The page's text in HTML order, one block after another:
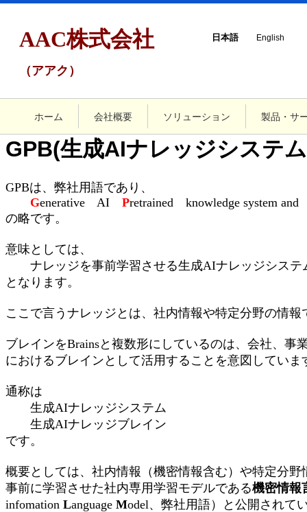
AAC株式会社
（アアク）
日本語 English
ホーム 会社概要 ソリューション 製品・サ
GPB(生成AIナレッジシステ
GPBは、弊社用語であり、
Generative AI Pretrained knowledge system
の略です。
意味としては、
ナレッジを事前学習させる生成AIナレッジシステ
となります。
ここで言うナレッジとは、社内情報や特定分野の情報
ブレインをBrainsと複数形にしているのは、会社、事
におけるブレインとして活用することを意図していま
通称は
生成AIナレッジシステム
生成AIナレッジブレイン
です。
概要としては、社内情報（機密情報含む）や特定分
事前に学習させた社内専用学習モデルである機密情報
infomation Language Model、弊社用語）と公開されて